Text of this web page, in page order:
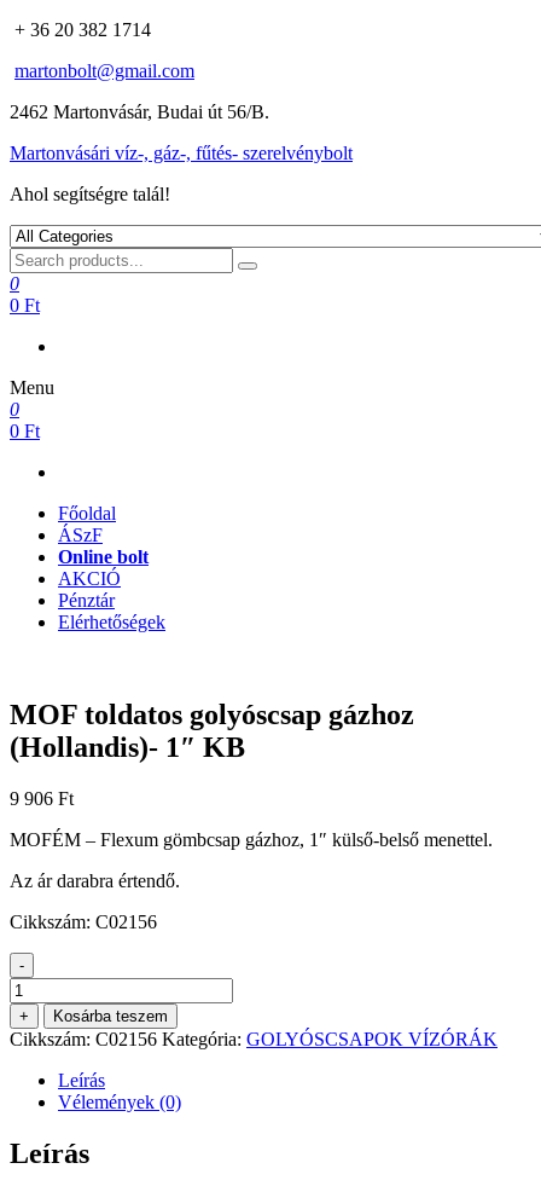
+ 36 20 382 1714
martonbolt@gmail.com
2462 Martonvásár, Budai út 56/B.
Martonvásári víz-, gáz-, fűtés- szerelvénybolt
Ahol segítségre talál!
0
0 Ft
Menu
0
0 Ft
Főoldal
ÁSzF
Online bolt
AKCIÓ
Pénztár
Elérhetőségek
MOF toldatos golyóscsap gázhoz
(Hollandis)- 1″ KB
9 906 Ft
MOFÉM – Flexum gömbcsap gázhoz, 1″ külső-belső menettel.
Az ár darabra értendő.
Cikkszám: C02156
-
MOF
toldatos
golyóscsap
gázhoz
(Hollandis)-
mennyiség
+ Kosárba teszem
Cikkszám: C02156 Kategória: GOLYÓSCSAPOK VÍZÓRÁK
Leírás
Vélemények (0)
Leírás